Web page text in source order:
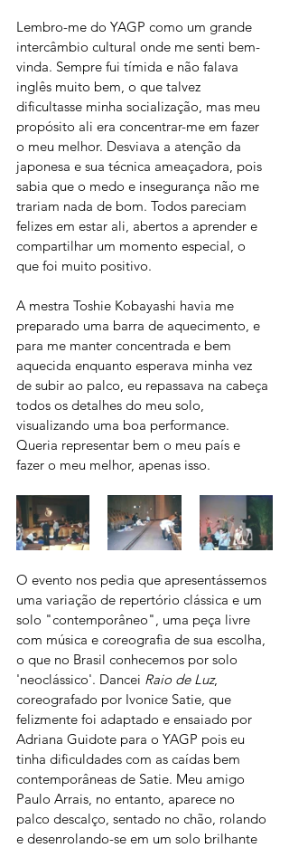
Lembro-me do YAGP como um grande
intercâmbio cultural onde me senti bem-
vinda. Sempre fui tímida e não falava
inglês muito bem, o que talvez
dificultasse minha socialização, mas meu
propósito ali era concentrar-me em fazer
o meu melhor. Desviava a atenção da
japonesa e sua técnica ameaçadora, pois
sabia que o medo e insegurança não me
trariam nada de bom. Todos pareciam
felizes em estar ali, abertos a aprender e
compartilhar um momento especial, o
que foi muito positivo.
A mestra Toshie Kobayashi havia me
preparado uma barra de aquecimento, e
para me manter concentrada e bem
aquecida enquanto esperava minha vez
de subir ao palco, eu repassava na cabeça
todos os detalhes do meu solo,
visualizando uma boa performance.
Queria representar bem o meu país e
fazer o meu melhor, apenas isso.
O evento nos pedia que apresentássemos
uma variação de repertório clássica e um
solo "contemporâneo", uma peça livre
com música e coreografia de sua escolha,
o que no Brasil conhecemos por solo
'neoclássico'. Dancei Raio de Luz,
coreografado por Ivonice Satie, que
felizmente foi adaptado e ensaiado por
Adriana Guidote para o YAGP pois eu
tinha dificuldades com as caídas bem
contemporâneas de Satie. Meu amigo
Paulo Arrais, no entanto, aparece no
palco descalço, sentado no chão, rolando
e desenrolando-se em um solo brilhante